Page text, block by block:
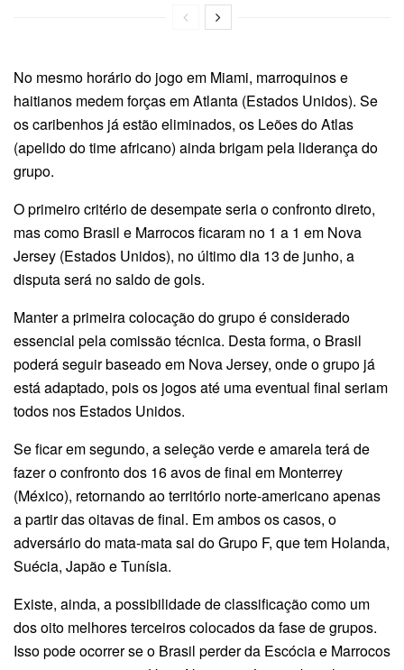
No mesmo horário do jogo em Miami, marroquinos e
haitianos medem forças em Atlanta (Estados Unidos). Se
os caribenhos já estão eliminados, os Leões do Atlas
(apelido do time africano) ainda brigam pela liderança do
grupo.
O primeiro critério de desempate seria o confronto direto,
mas como Brasil e Marrocos ficaram no 1 a 1 em Nova
Jersey (Estados Unidos), no último dia 13 de junho, a
disputa será no saldo de gols.
Manter a primeira colocação do grupo é considerado
essencial pela comissão técnica. Desta forma, o Brasil
poderá seguir baseado em Nova Jersey, onde o grupo já
está adaptado, pois os jogos até uma eventual final seriam
todos nos Estados Unidos.
Se ficar em segundo, a seleção verde e amarela terá de
fazer o confronto dos 16 avos de final em Monterrey
(México), retornando ao território norte-americano apenas
a partir das oitavas de final. Em ambos os casos, o
adversário do mata-mata sai do Grupo F, que tem Holanda,
Suécia, Japão e Tunísia.
Existe, ainda, a possibilidade de classificação como um
dos oito melhores terceiros colocados da fase de grupos.
Isso pode ocorrer se o Brasil perder da Escócia e Marrocos